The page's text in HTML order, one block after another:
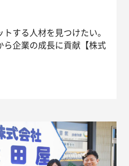
する人材を見つけたい。
ら企業の成長に貢献【株式